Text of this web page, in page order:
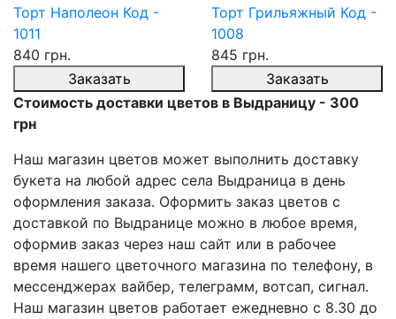
Торт Наполеон Код -
1011
840 грн.
Заказать
Торт Грильяжный Код -
1008
845 грн.
Заказать
Стоимость доставки цветов в Выдраницу - 300
грн
Наш магазин цветов может выполнить доставку
букета на любой адрес села Выдраница в день
оформления заказа. Оформить заказ цветов с
доставкой по Выдранице можно в любое время,
оформив заказ через наш сайт или в рабочее
время нашего цветочного магазина по телефону, в
мессенджерах вайбер, телеграмм, вотсап, сигнал.
Наш магазин цветов работает ежедневно с 8.30 до